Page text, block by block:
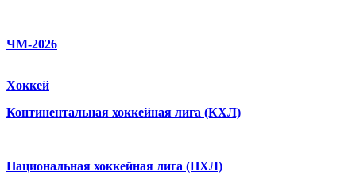
ЧМ-2026
Хоккей
Континентальная хоккейная лига (КХЛ)
Национальная хоккейная лига (НХЛ)